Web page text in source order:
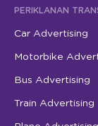
PERIKLANAN
Car Advertising
Motorbike
Bus Advertising
Train Advertising